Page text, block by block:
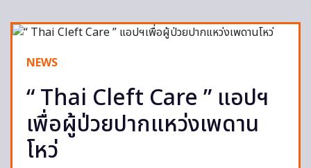
NEWS
“ Thai Cleft Care ” แอปฯ
เพื่อผู้ป่วยปากแหว่งเพดาน
โหว่